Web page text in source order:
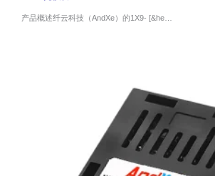
产品概述纤云科技（AndXe）的1X9- [&he…